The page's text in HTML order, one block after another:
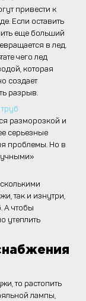
привести к
Если оставить
еще больший
в лед.
чего лед
которая
создает
разрыв.
разморозкой и
серьезные
проблемы. Но в
так и изнутри,
А чтобы
утеплить
то растопить
лампы,